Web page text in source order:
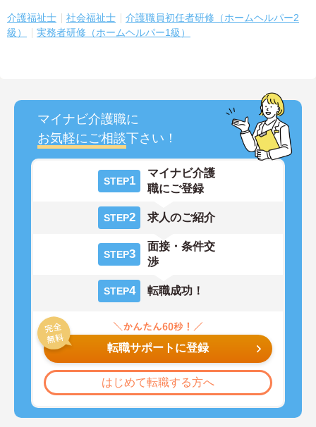
介護福祉士 社会福祉士
介護職員初任者研修（ホームヘルパー2
級）
実務者研修（ホームヘルパー1級）
マイナビ介護職に
お気軽にご相談下さい！
STEP1
マイナビ介護
職にご登録
STEP2 求人のご紹介
STEP3
面接・条件交
渉
STEP4 転職成功！
転職サポートに登録
はじめて転職する方へ